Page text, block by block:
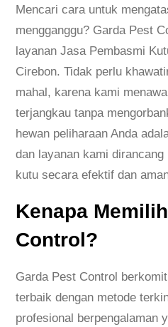
Mencari cara untuk
mengganggu? Garda Pest
layananJasa Pembasmi
Cirebon. Tidak perlu
mahal, karena kami
terjangkau tanpa
hewan peliharaan Anda
dan layanan kami
kutu secara efektif dan
Kenapa
Control?
Garda Pest Control
terbaik dengan metode
profesional berpengalaman